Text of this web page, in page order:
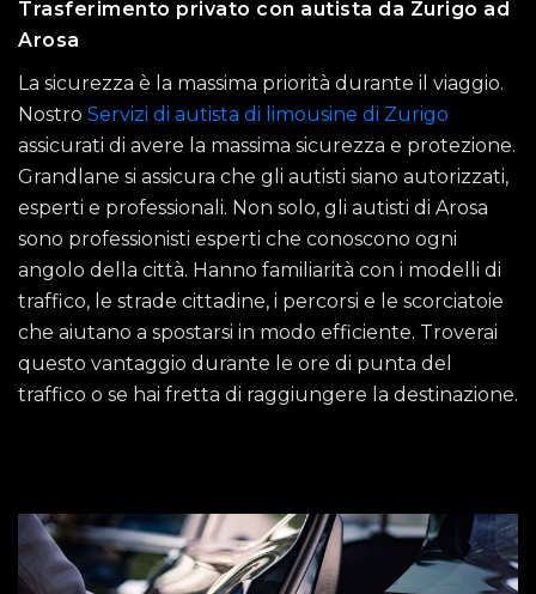
Trasferimento privato con autista da Zurigo ad
Arosa
La sicurezza è la massima priorità durante il viaggio.
Nostro Servizi di autista di limousine di Zurigo
assicurati di avere la massima sicurezza e protezione.
Grandlane si assicura che gli autisti siano autorizzati,
esperti e professionali. Non solo, gli autisti di Arosa
sono professionisti esperti che conoscono ogni
angolo della città. Hanno familiarità con i modelli di
traffico, le strade cittadine, i percorsi e le scorciatoie
che aiutano a spostarsi in modo efficiente. Troverai
questo vantaggio durante le ore di punta del
traffico o se hai fretta di raggiungere la destinazione.